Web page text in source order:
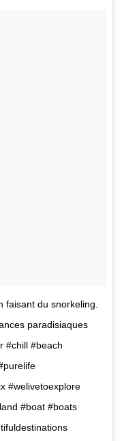
faisant du snorkeling.
paradisiaques
#chill #beach
#welivetoexplore
#boat #boats